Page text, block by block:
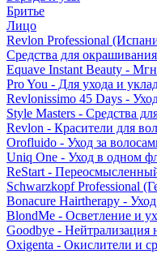
Бритье
Лицо
Revlon Professional
Средства для
Equave Instant Beauty -
Pro You - Для ухода и
Revlonissimo 45 Days -
Style Masters - Средства
Revlon - Красители для
Orofluido - Уход за
Uniq One - Уход в одном
ReStart -
Schwarzkopf Professional
Bonacure Hairtherapy -
BlondMe - Осветление и
Goodbye - Нейтрализация
Oxigenta - Окислители и